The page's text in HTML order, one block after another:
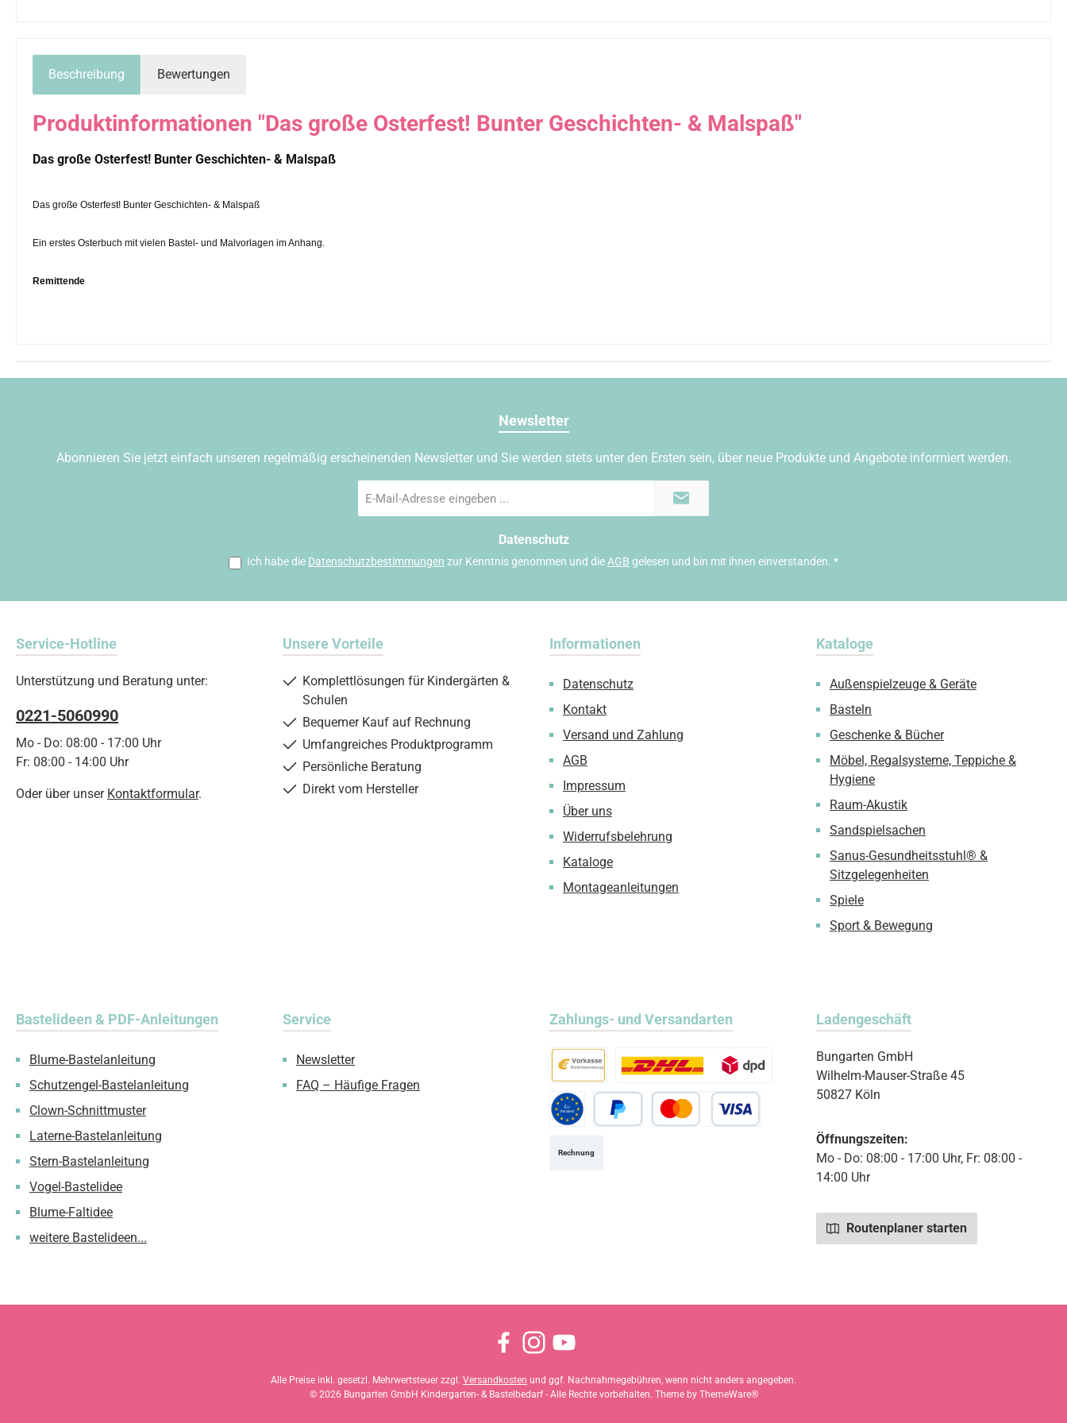
Beschreibung Bewertungen
Produktinformationen "Das große Osterfest! Bunter Geschichten- & Malspaß"
Das große Osterfest! Bunter Geschichten- & Malspaß
Das große Osterfest! Bunter Geschichten- & Malspaß
Ein erstes Osterbuch mit vielen Bastel- und Malvorlagen im Anhang.
Remittende
Newsletter
Abonnieren Sie jetzt einfach unseren regelmäßig erscheinenden Newsletter und Sie werden stets unter den Ersten sein, über neue Produkte und Angebote informiert werden.
Mail-
Datenschutz
Ich habe die Datenschutzbestimmungen zur Kenntnis genommen und die AGB gelesen und bin mit ihnen einverstanden. *
Service-Hotline
Unterstützung und Beratung unter:
0221-5060990
Mo - Do: 08:00 - 17:00 Uhr
Fr: 08:00 - 14:00 Uhr
Oder über unser Kontaktformular.
Informationen
Datenschutz
Kontakt
Versand und Zahlung
AGB
Impressum
Über uns
Widerrufsbelehrung
Kataloge
Montageanleitungen
Kataloge
Außenspielzeuge & Geräte
Basteln
Geschenke & Bücher
Möbel, Regalsysteme, Teppiche &
Hygiene
Raum-Akustik
Sandspielsachen
Sanus-Gesundheitsstuhl® &
Sitzgelegenheiten
Spiele
Sport & Bewegung
Bastelideen & PDF-Anleitungen
Blume-Bastelanleitung
Schutzengel-Bastelanleitung
Clown-Schnittmuster
Laterne-Bastelanleitung
Stern-Bastelanleitung
Vogel-Bastelidee
Blume-Faltidee
weitere Bastelideen...
Service
Newsletter
FAQ – Häufige Fragen
Zahlungs- und Versandarten
Vorkasse
Rechnung
Standard
Ladengeschäft
Bungarten GmbH
Wilhelm-Mauser-Straße 45
50827 Köln
Öffnungszeiten:
Mo - Do: 08:00 - 17:00 Uhr, Fr: 08:00 -
14:00 Uhr
Routenplaner starten
Unsere Vorteile
Komplettlösungen für Kindergärten &
Schulen
Bequemer Kauf auf Rechnung
Umfangreiches Produktprogramm
Persönliche Beratung
Direkt vom Hersteller
FacebookInstagramYouTube
Alle Preise inkl. gesetzl. Mehrwertsteuer zzgl. Versandkosten und ggf. Nachnahmegebühren, wenn nicht anders angegeben.
© 2026 Bungarten GmbH Kindergarten- & Bastelbedarf - Alle Rechte vorbehalten. Theme by ThemeWare®